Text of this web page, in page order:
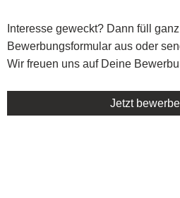
Interesse geweckt? Dann füll
Bewerbungsformular aus oder
Wir freuen uns auf Deine
Jetzt